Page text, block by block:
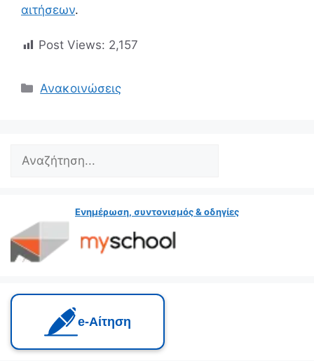
αιτήσεων.
Post Views: 2,157
Κατηγορίες
Ανακοινώσεις
Search
Ενημέρωση, συντονισμός & οδηγίες
e‑Αίτηση